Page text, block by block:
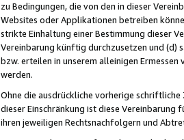
zu Bedingungen, die von den in dieser
Websites oder Applikationen betreiben
strikte Einhaltung einer Bestimmung dieser
Vereinbarung künftig durchzusetzen und (d)
bzw. erteilen in unserem alleinigen
werden.
Ohne die ausdrückliche vorherige
dieser Einschränkung ist diese
ihren jeweiligen Rechtsnachfolgern und